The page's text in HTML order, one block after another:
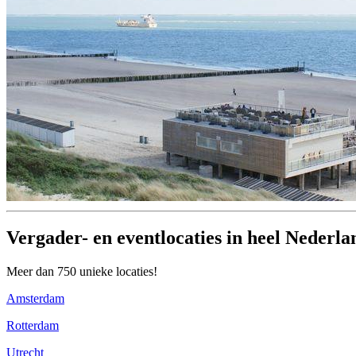
Vergader- en eventlocaties in heel
Meer dan 750 unieke locaties!
Amsterdam
Rotterdam
Utrecht